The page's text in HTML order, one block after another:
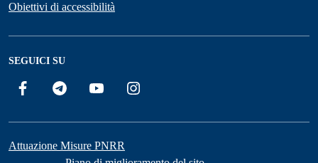
Obiettivi di accessibilità
SEGUICI SU
Facebook Telegram YouTube
Attuazione Misure PNRR